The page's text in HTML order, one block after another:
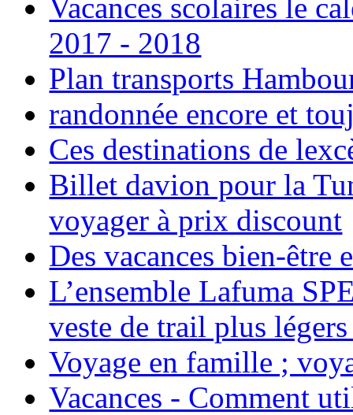
Vacances scolaires le
2017 - 2018
Plan transports
randonnée encore et
Ces destinations de
Billet davion pour la
voyager à prix discount
Des vacances bien-être
L’ensemble Lafuma
veste de trail plus
Voyage en famille ;
Vacances - Comment